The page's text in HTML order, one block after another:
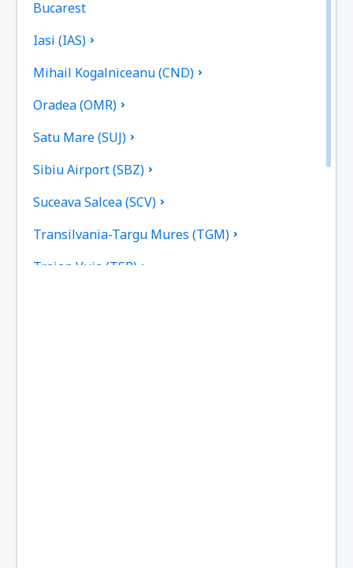
Bucarest
Iasi (IAS)
Mihail Kogalniceanu (CND)
Oradea (OMR)
Satu Mare (SUJ)
Sibiu Airport (SBZ)
Suceava Salcea (SCV)
Transilvania-Targu Mures (TGM)
Traian Vuia (TSR)